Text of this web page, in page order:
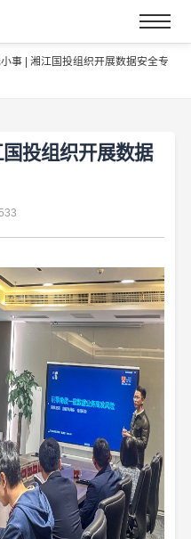
事 | 湘江国投组织开展数据安全专
投组织开展数据